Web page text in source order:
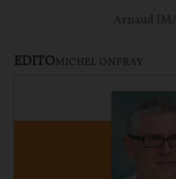
Arnaud
EDITOMICHEL ONFRAY